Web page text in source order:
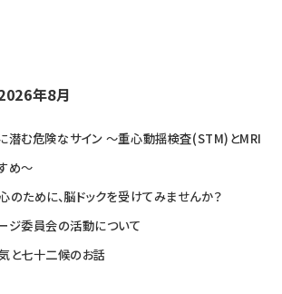
年8月
に潜む危険なサイン ～重心動揺検査(STM)とMRI
め～
のために、脳ドックを受けてみませんか？
ジ委員会の活動について
と七十二候のお話